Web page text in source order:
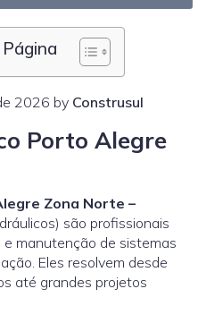
2026 by Construsul
Porto Alegre
Zona Norte –
são profissionais
manutenção de sistemas
Eles resolvem desde
até grandes projetos